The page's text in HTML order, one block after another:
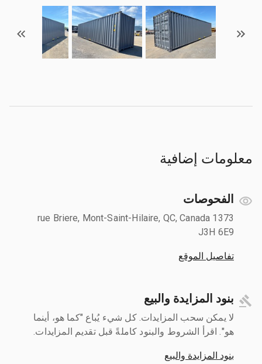
معلومات إضافية
الفحوصات
1373 rue Briere, Mont-Saint-Hilaire, QC, Canada
J3H 6E9
تفاصيل الموقع
بنود المزايدة والبيع
لا يمكن سحب المزايدات. كل شيء يُباع "كما هو، أينما
هو". اقرأ الشروط والبنود كاملةً قبل تقديم المزايدات.
بنود المزايدة والبيع